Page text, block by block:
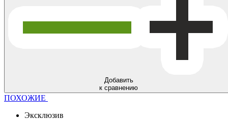
Добавить
к сравнению
ПОХОЖИЕ
Эксклюзив